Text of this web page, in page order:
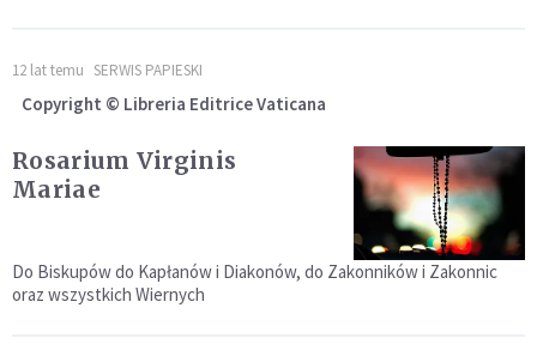
12 lat temu SERWIS PAPIESKI
Copyright © Libreria Editrice Vaticana
Rosarium Virginis
Mariae
Do Biskupów do Kapłanów i Diakonów, do Zakonników i Zakonnic
oraz wszystkich Wiernych